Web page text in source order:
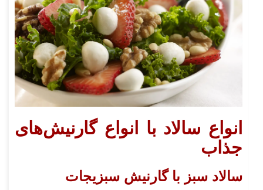
انواع سالاد با انواع گارنیش‌های
جذاب
سالاد سبز با گارنیش سبزیجات